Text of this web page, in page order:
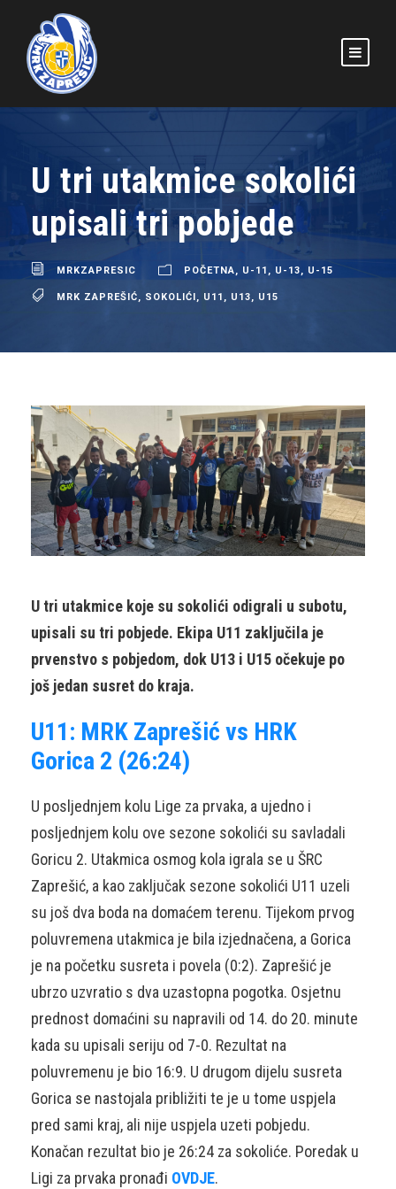
U tri utakmice sokolići
upisali tri pobjede
MRKZAPRESIC POČETNA U-11 U-13 U-15
MRK ZAPREŠIĆ SOKOLIĆI U11 U13 U15
U tri utakmice koje su sokolići odigrali u subotu,
upisali su tri pobjede. Ekipa U11 zaključila je
prvenstvo s pobjedom, dok U13 i U15 očekuje po
još jedan susret do kraja.
U11: MRK Zaprešić vs HRK
Gorica 2 (26:24)
U posljednjem kolu Lige za prvaka, a ujedno i
posljednjem kolu ove sezone sokolići su savladali
Goricu 2. Utakmica osmog kola igrala se u ŠRC
Zaprešić, a kao zaključak sezone sokolići U11 uzeli
su još dva boda na domaćem terenu. Tijekom prvog
poluvremena utakmica je bila izjednačena, a Gorica
je na početku susreta i povela (0:2). Zaprešić je
ubrzo uzvratio s dva uzastopna pogotka. Osjetnu
prednost domaćini su napravili od 14. do 20. minute
kada su upisali seriju od 7-0. Rezultat na
poluvremenu je bio 16:9. U drugom dijelu susreta
Gorica se nastojala približiti te je u tome uspjela
pred sami kraj, ali nije uspjela uzeti pobjedu.
Konačan rezultat bio je 26:24 za sokoliće. Poredak u
Ligi za prvaka pronađi OVDJE.